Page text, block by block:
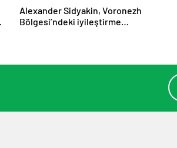
Alexander Sidyakin, Voronezh
Bölgesi’ndeki iyileştirme